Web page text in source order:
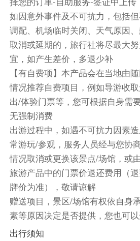
重新开放。维修期间无费用
蓝山景观餐厅午餐
老兵俱乐部自助餐
餐饮
早餐：自理
中餐：自理
晚
住宿
诺富特悉尼达令广场酒店 或 悉
店 或 雅诗阁悉尼中央酒店 或
第4天
酒店早餐或早餐盒
悉尼✈墨尔本
【温馨提示】：内陆航班待
团书为准，根据航班时间不
细小调整。
如因意外事件及不可抗力，包括
调配、机场临时关闭、天气原因
取消或延期的，旅行社将尽最大
宜，如产生差价，多退少补
【有自费项】本产品会在当地由
情况推荐自费项目，例如导游收
出/体验门票等，您可根据自身需
无强制消费
出游过程中，如遇不可抗力因素
常游玩/参观，服务人员经与您协
情况取消或更换该景点/场馆，或
旅游产品中的门票价退还费用（
牌价为准），敬请谅解
赠送项目，景区/场馆有权依自身
素等原因决定是否提供，您也可
出行须知